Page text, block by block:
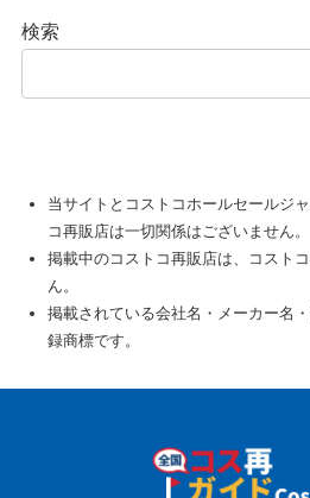
検索
当サイトとコストコホールセールジ
コ再販店は一切関係はございません。
掲載中のコストコ再販店は、コスト
ん。
掲載されている会社名・メーカー名
録商標です。